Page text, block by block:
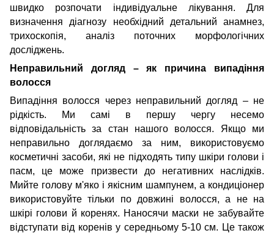
швидко розпочати індивідуальне лікування. Для
визначення діагнозу необхідний детальний анамнез,
трихоскопія, аналіз поточних морфологічних
досліджень.
Неправильний догляд – як причина випадіння
волосся
Випадіння волосся через неправильний догляд – не
рідкість. Ми самі в першу чергу несемо
відповідальність за стан нашого волосся. Якщо ми
неправильно доглядаємо за ним, використовуємо
косметичні засоби, які не підходять типу шкіри голови і
пасм, це може призвести до негативних наслідків.
Мийте голову м'яко і якісним шампунем, а кондиціонер
використовуйте тільки по довжині волосся, а не на
шкірі голови й коренях. Наносячи маски не забувайте
відступати від коренів у середньому 5-10 см. Це також